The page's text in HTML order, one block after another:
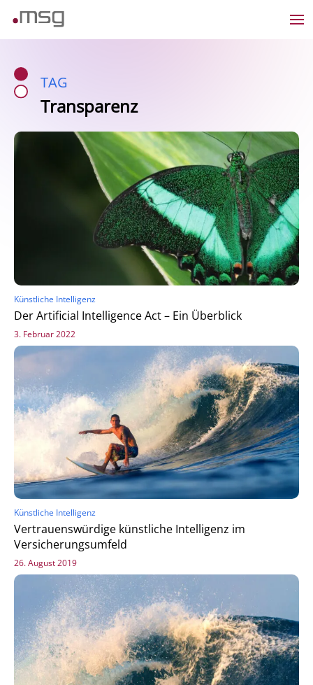
TAG
Transparenz
Künstliche Intelligenz
Der Artificial Intelligence Act – Ein Überblick
3. Februar 2022
Künstliche Intelligenz
Vertrauenswürdige künstliche Intelligenz im
Versicherungsumfeld
26. August 2019